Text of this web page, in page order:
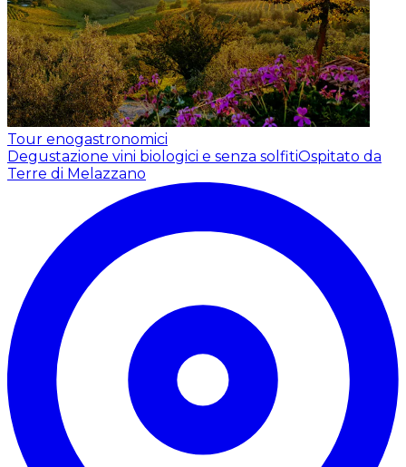
Tour enogastronomici
Degustazione vini biologici e senza solfitiOspitato da
Terre di Melazzano